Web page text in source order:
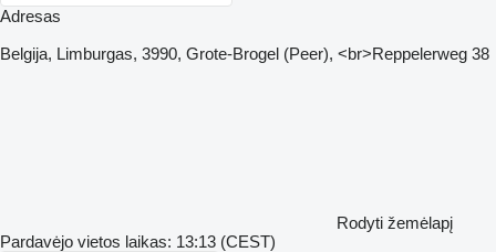
Adresas
Belgija, Limburgas, 3990, Grote-Brogel (Peer), <br>Reppelerweg 38
Rodyti žemėlapį
Pardavėjo vietos laikas: 13:13 (CEST)